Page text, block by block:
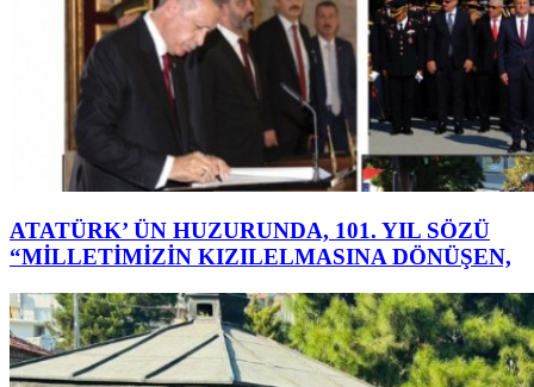
ATATÜRK’ ÜN HUZURUNDA, 101. YIL SÖZÜ
“MİLLETİMİZİN KIZILELMASINA DÖNÜŞEN,